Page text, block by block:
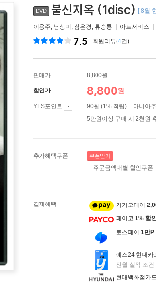
DVD 불신지옥 (1disc) [ 8월
이용주, 남상미, 심은경, 류승룡 아트서비스
7.5 회원리뷰(4건)
판매가 8,800원
할인가 8,800원
YES포인트
90원 (1% 적립) + 마니아
5만원이상 구매 시 2천원
추가혜택쿠폰 쿠폰받기
주문금액대별 할인쿠폰
결제혜택 카카오페이
페이코 1% 할인
토스페이 1만P
예스24 현대카
전월 실적 조건
현대백화점카드